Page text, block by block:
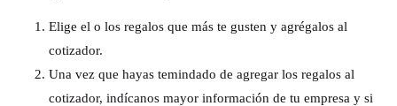
Elige el o los regalos que más te gusten y agrégalos al
cotizador.
Una vez que hayas temindado de agregar los regalos al
cotizador, indícanos mayor información de tu empresa y si